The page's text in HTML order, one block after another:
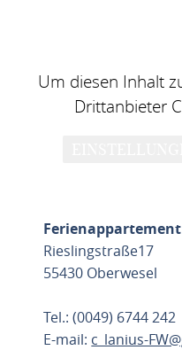
Um diesen Inhalt
Drittanbieter
Rieslingstraße17
55430 Oberwesel
Tel.: (0049) 6744 242
E-mail: c_lanius-